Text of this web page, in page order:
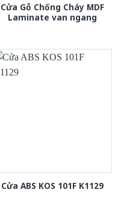
Cửa Gỗ Chống Cháy MDF
Laminate van ngang
Cửa ABS KOS 101F K1129